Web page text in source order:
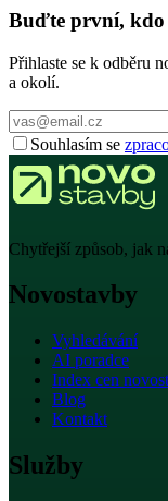
Buďte první, kdo
Přihlaste se k odběru
a okolí.
Souhlasím se
Chytřejší způsob, jak
Novostavby
Vyhledávání
AI poradce
Index cen
Blog
Kontakt
Služby